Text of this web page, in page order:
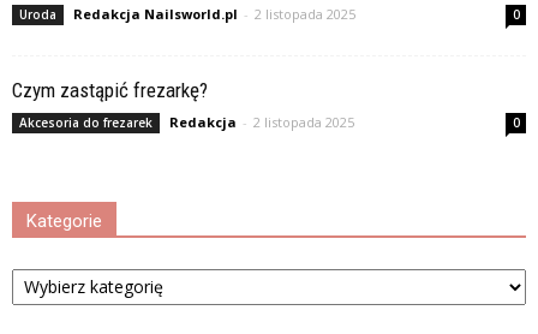
Uroda Redakcja Nailsworld.pl - 2 listopada 2025 0
Czym zastąpić frezarkę?
Akcesoria do frezarek Redakcja - 2 listopada 2025 0
Kategorie
Kategorie